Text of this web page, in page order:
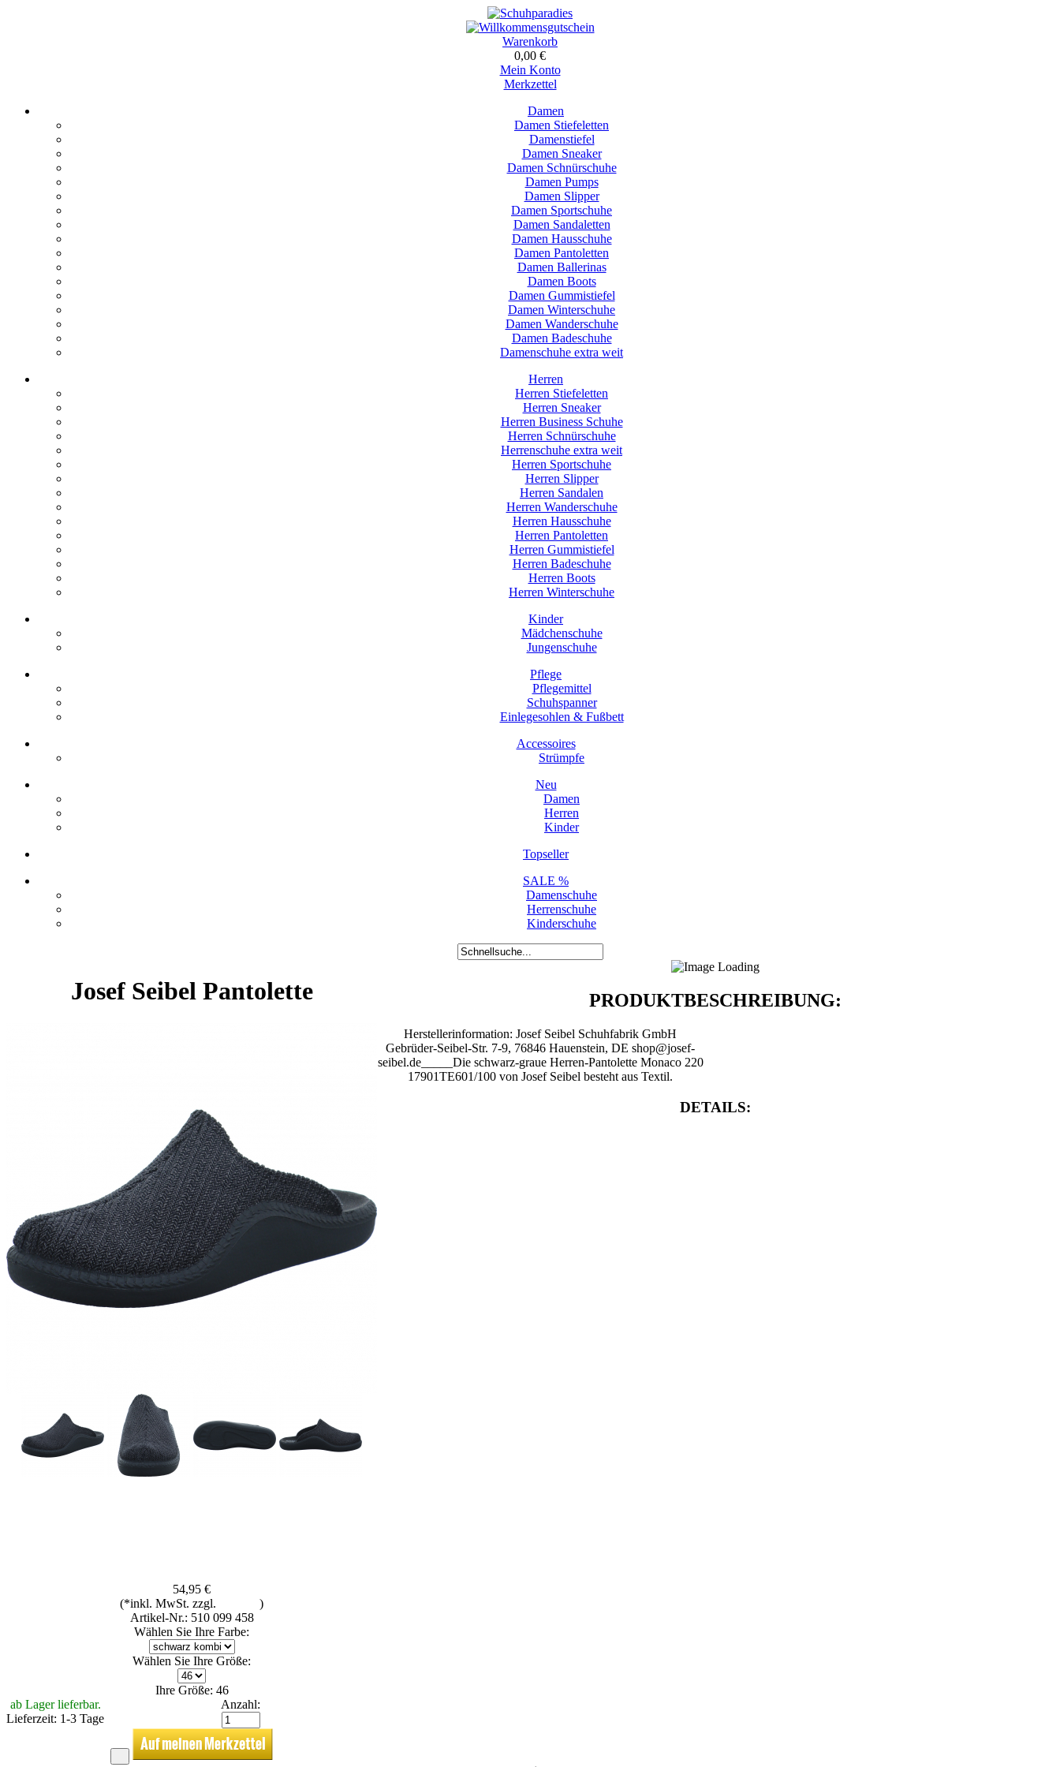
Warenkorb
0,00 €
Mein Konto
Merkzettel
Damen
Damen Stiefeletten
Damenstiefel
Damen Sneaker
Damen Schnürschuhe
Damen Pumps
Damen Slipper
Damen Sportschuhe
Damen Sandaletten
Damen Hausschuhe
Damen Pantoletten
Damen Ballerinas
Damen Boots
Damen Gummistiefel
Damen Winterschuhe
Damen Wanderschuhe
Damen Badeschuhe
Damenschuhe extra weit
Herren
Herren Stiefeletten
Herren Sneaker
Herren Business Schuhe
Herren Schnürschuhe
Herrenschuhe extra weit
Herren Sportschuhe
Herren Slipper
Herren Sandalen
Herren Wanderschuhe
Herren Hausschuhe
Herren Pantoletten
Herren Gummistiefel
Herren Badeschuhe
Herren Boots
Herren Winterschuhe
Kinder
Mädchenschuhe
Jungenschuhe
Pflege
Pflegemittel
Schuhspanner
Einlegesohlen & Fußbett
Accessoires
Strümpfe
Neu
Damen
Herren
Kinder
Topseller
SALE %
Damenschuhe
Herrenschuhe
Kinderschuhe
Josef Seibel Pantolette
54,95 €
(*inkl. MwSt. zzgl.
)
Artikel-Nr.: 510 099 458
Wählen Sie Ihre Farbe:
Wählen Sie Ihre Größe:
Ihre Größe: 46
ab Lager lieferbar.
Lieferzeit: 1-3 Tage
Anzahl:
PRODUKTBESCHREIBUNG:
Herstellerinformation: Josef Seibel Schuhfabrik GmbH
Gebrüder-Seibel-Str. 7-9, 76846 Hauenstein, DE shop@josef-
seibel.de_____Die schwarz-graue Herren-Pantolette Monaco 220
17901TE601/100 von Josef Seibel besteht aus Textil.
DETAILS: